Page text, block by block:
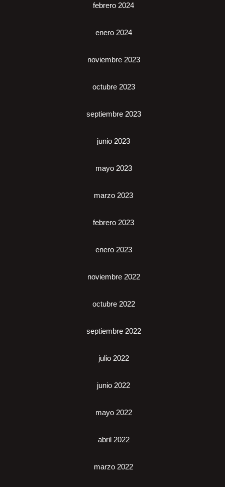
febrero 2024
enero 2024
noviembre 2023
octubre 2023
septiembre 2023
junio 2023
mayo 2023
marzo 2023
febrero 2023
enero 2023
noviembre 2022
octubre 2022
septiembre 2022
julio 2022
junio 2022
mayo 2022
abril 2022
marzo 2022